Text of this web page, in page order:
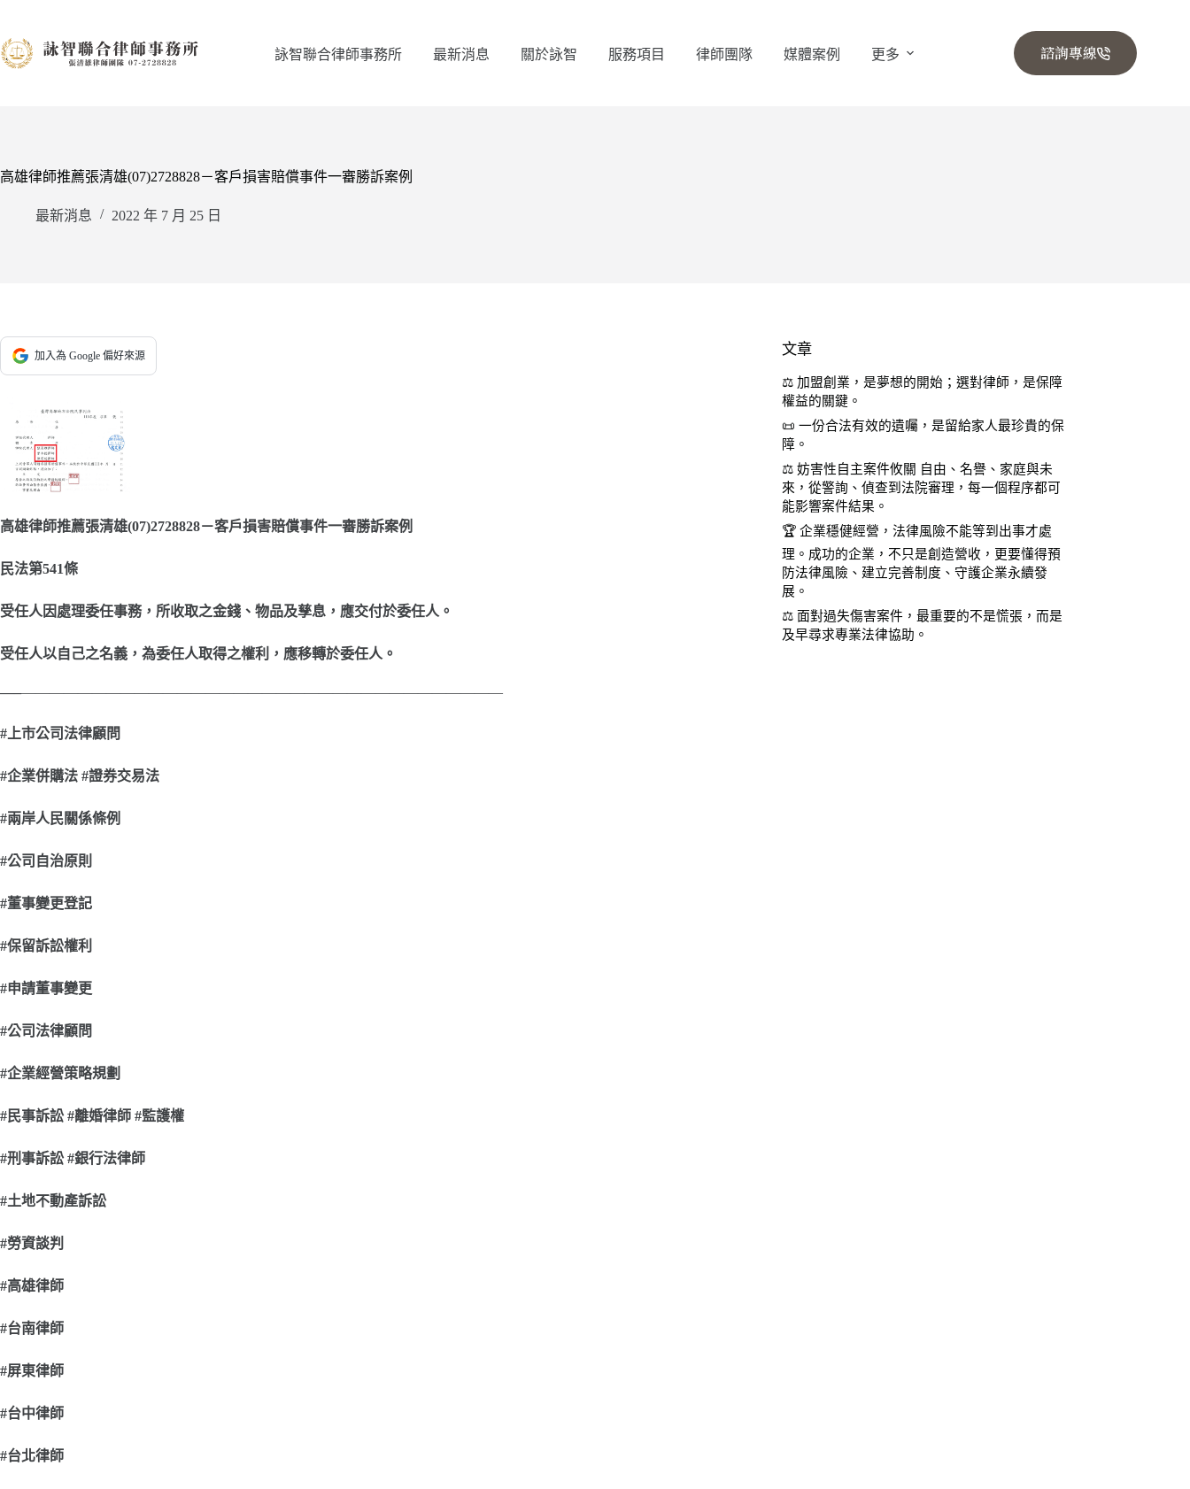
主
詠智聯合律師事務所 最新消息 關於詠智 服務項目 律師團隊 媒體案例 更多 諮詢專線
高雄律師推薦張清雄(07)2728828－客戶損害賠償事件一審勝訴案例
最新消息 2022 年 7 月 25 日
加入為 Google 偏好來源
高雄律師推薦張清雄(07)2728828－客戶損害賠償事件一審勝訴案例
民法第541條
受任人因處理委任事務，所收取之金錢、物品及孳息，應交付於委任人。
受任人以自己之名義，為委任人取得之權利，應移轉於委任人。
—–——————————————————————————————————
# 上市公司法律顧問
#企業併購法 #證券交易法
#兩岸人民關係條例
#公司自治原則
#董事變更登記
#保留訴訟權利
#申請董事變更
#公司法律顧問
#企業經營策略規劃
#民事訴訟 #離婚律師 #監護權
#刑事訴訟 #銀行法律師
#土地不動產訴訟
#勞資談判
#高雄律師
#台南律師
#屏東律師
#台中律師
#台北律師
文章
⚖️ 加盟創業，是夢想的開始；選對律師，是保障
權益的關鍵。
📜 一份合法有效的遺囑，是留給家人最珍貴的保
障。
⚖️ 妨害性自主案件攸關 自由、名譽、家庭與未
來，從警詢、偵查到法院審理，每一個程序都可
能影響案件結果。
🏆 企業穩健經營，法律風險不能等到出事才處
理。成功的企業，不只是創造營收，更要懂得預
防法律風險、建立完善制度、守護企業永續發
展。
⚖️ 面對過失傷害案件，最重要的不是慌張，而是
及早尋求專業法律協助。